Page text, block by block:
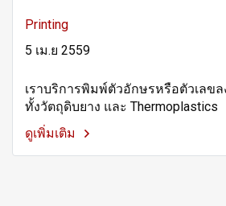
Printing
5 เม.ย 2559
เราบริการพิมพ์ตัวอักษรหรือตัวเลข
ทั้งวัตถุดิบยาง และ Thermoplastics
ดูเพิ่มเติม